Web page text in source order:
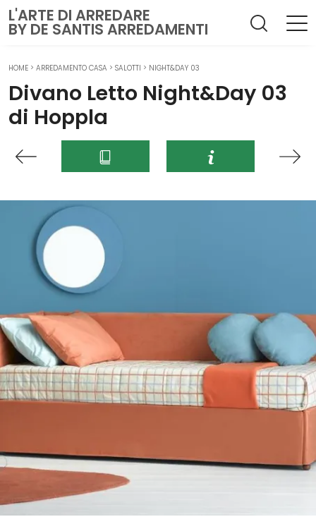
L'ARTE DI ARREDARE
BY DE SANTIS ARREDAMENTI
HOME > ARREDAMENTO CASA > SALOTTI > NIGHT&DAY 03
Divano Letto Night&Day 03
di Hoppla